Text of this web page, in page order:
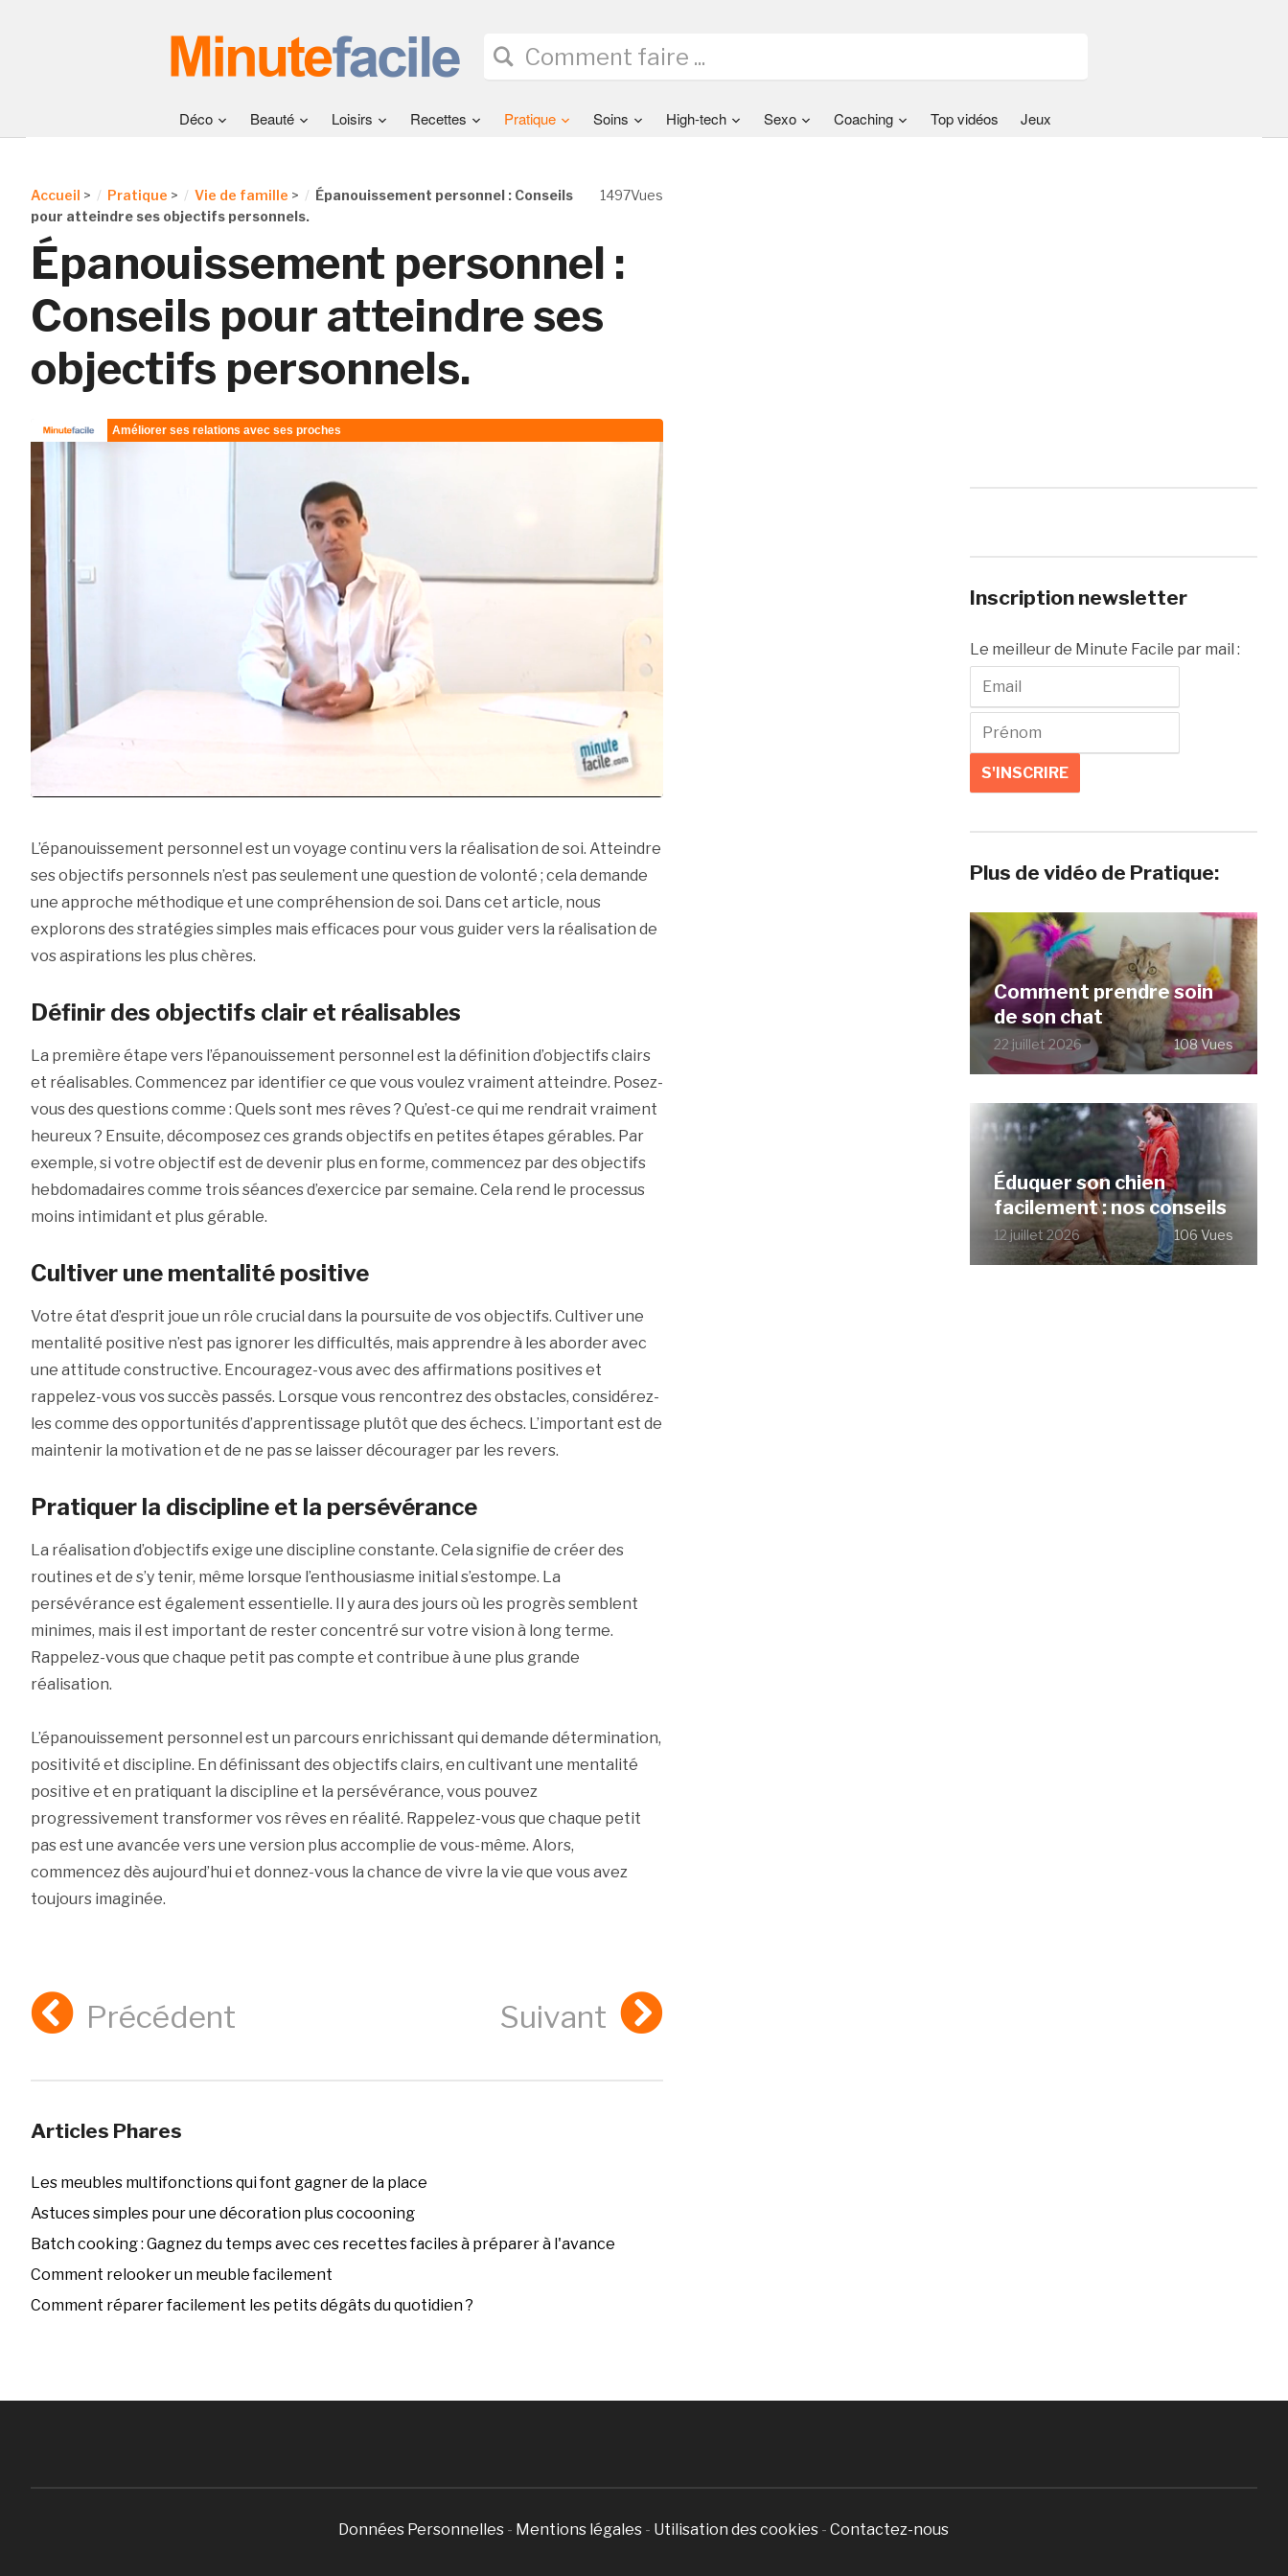
Déco Beauté Loisirs Recettes Pratique Soins High-tech Sexo Coaching Top vidéos Jeux
1497Vues
Accueil > Pratique > Vie de famille >
Épanouissement personnel : Conseils
pour atteindre ses objectifs personnels.
Épanouissement personnel :
Conseils pour atteindre ses
objectifs personnels.
L’épanouissement personnel est un voyage continu vers la réalisation de soi. Atteindre
ses objectifs personnels n’est pas seulement une question de volonté ; cela demande
une approche méthodique et une compréhension de soi. Dans cet article, nous
explorons des stratégies simples mais efficaces pour vous guider vers la réalisation de
vos aspirations les plus chères.
Définir des objectifs clair et réalisables
La première étape vers l’épanouissement personnel est la définition d’objectifs clairs
et réalisables. Commencez par identifier ce que vous voulez vraiment atteindre. Posez-
vous des questions comme : Quels sont mes rêves ? Qu’est-ce qui me rendrait vraiment
heureux ? Ensuite, décomposez ces grands objectifs en petites étapes gérables. Par
exemple, si votre objectif est de devenir plus en forme, commencez par des objectifs
hebdomadaires comme trois séances d’exercice par semaine. Cela rend le processus
moins intimidant et plus gérable.
Cultiver une mentalité positive
Votre état d’esprit joue un rôle crucial dans la poursuite de vos objectifs. Cultiver une
mentalité positive n’est pas ignorer les difficultés, mais apprendre à les aborder avec
une attitude constructive. Encouragez-vous avec des affirmations positives et
rappelez-vous vos succès passés. Lorsque vous rencontrez des obstacles, considérez-
les comme des opportunités d’apprentissage plutôt que des échecs. L’important est de
maintenir la motivation et de ne pas se laisser décourager par les revers.
Pratiquer la discipline et la persévérance
La réalisation d’objectifs exige une discipline constante. Cela signifie de créer des
routines et de s’y tenir, même lorsque l’enthousiasme initial s’estompe. La
persévérance est également essentielle. Il y aura des jours où les progrès semblent
minimes, mais il est important de rester concentré sur votre vision à long terme.
Rappelez-vous que chaque petit pas compte et contribue à une plus grande
réalisation.
L’épanouissement personnel est un parcours enrichissant qui demande détermination,
positivité et discipline. En définissant des objectifs clairs, en cultivant une mentalité
positive et en pratiquant la discipline et la persévérance, vous pouvez
progressivement transformer vos rêves en réalité. Rappelez-vous que chaque petit
pas est une avancée vers une version plus accomplie de vous-même. Alors,
commencez dès aujourd’hui et donnez-vous la chance de vivre la vie que vous avez
toujours imaginée.
Précédent Suivant
Articles Phares
Les meubles multifonctions qui font gagner de la place
Astuces simples pour une décoration plus cocooning
Batch cooking : Gagnez du temps avec ces recettes faciles à préparer à l'avance
Comment relooker un meuble facilement
Comment réparer facilement les petits dégâts du quotidien ?
Inscription newsletter
Le meilleur de Minute Facile par mail :
Plus de vidéo de Pratique:
Comment prendre soin
de son chat
22 juillet 2026 108 Vues
Éduquer son chien
facilement : nos conseils
12 juillet 2026 106 Vues
Données Personnelles - Mentions légales - Utilisation des cookies -Contactez-nous